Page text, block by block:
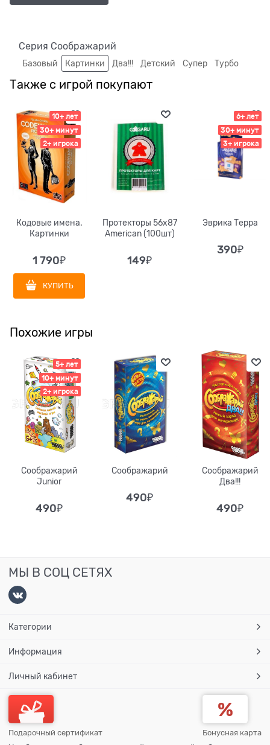
Серия Соображарий
Базовый Картинки Два!!! Детский Супер Турбо
Также с игрой покупают
10+ лет
30+ минут
2+ игрока
Кодовые имена.
Картинки
1 790₽
КУПИТЬ
Протекторы 56x87
American (100шт)
149₽
6+ лет
30+ минут
3+ игрока
Эврика Терра
390₽
Похожие игры
5+ лет
10+ минут
2+ игрока
Соображарий
Junior
490₽
Соображарий
490₽
Соображарий
Два!!!
490₽
МЫ В СОЦ СЕТЯХ
Категории
Информация
Личный кабинет
Подарочный сертификат Бонусная карта